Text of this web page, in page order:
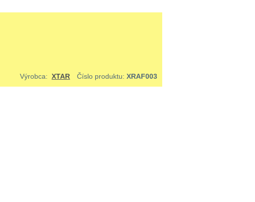
Výrobca:XTAR Číslo produktu:XRAF003